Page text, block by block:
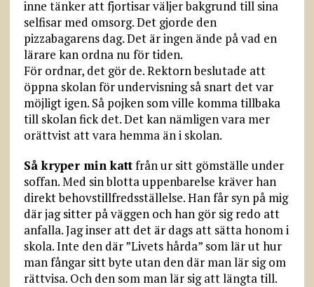
inne tänker att fjortisar väljer bakgrund till sina
selfisar med omsorg. Det gjorde den
pizzabagarens dag. Det är ingen ände på vad en
lärare kan ordna nu för tiden.
För ordnar, det gör de. Rektorn beslutade att
öppna skolan för undervisning så snart det var
möjligt igen. Så pojken som ville komma tillbaka
till skolan fick det. Det kan nämligen vara mer
orättvist att vara hemma än i skolan.
Så kryper min kattfrån ur sitt gömställe under
soffan. Med sin blotta uppenbarelse kräver han
direkt behovstillfredsställelse. Han får syn på mig
där jag sitter på väggen och han gör sig redo att
anfalla. Jag inser att det är dags att sätta honom i
skola. Inte den där ”Livets hårda” som lär ut hur
man fångar sitt byte utan den där man lär sig om
rättvisa. Och den som man lär sig att längta till.